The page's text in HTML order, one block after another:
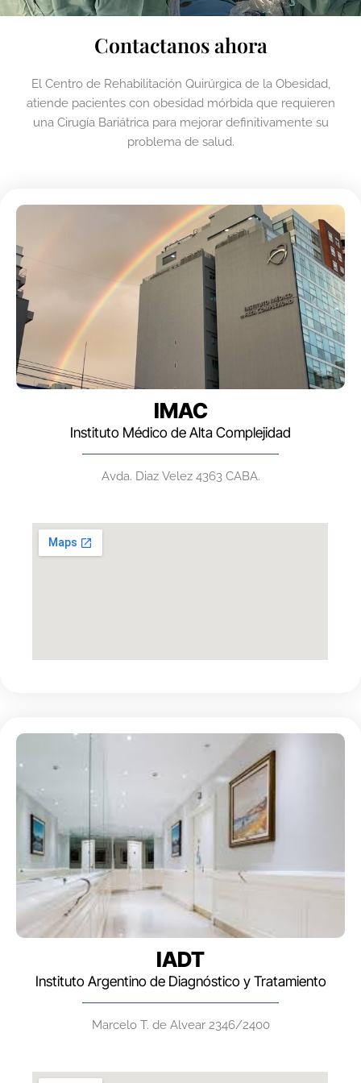
Contactanos ahora
El Centro de Rehabilitación Quirúrgica de la Obesidad,
atiende pacientes con obesidad mórbida que requieren
una Cirugía Bariátrica para mejorar definitivamente su
problema de salud.
IMAC
Instituto Médico de Alta Complejidad
Avda. Diaz Velez 4363 CABA.
IADT
Instituto Argentino de Diagnóstico y Tratamiento
Marcelo T. de Alvear 2346/2400